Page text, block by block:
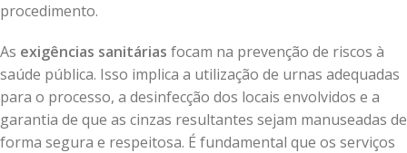
procedimento.
As exigências sanitárias focam na prevenção de riscos à
saúde pública. Isso implica a utilização de urnas adequadas
para o processo, a desinfecção dos locais envolvidos e a
garantia de que as cinzas resultantes sejam manuseadas de
forma segura e respeitosa. É fundamental que os serviços